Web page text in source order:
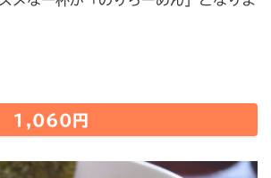
1,060円